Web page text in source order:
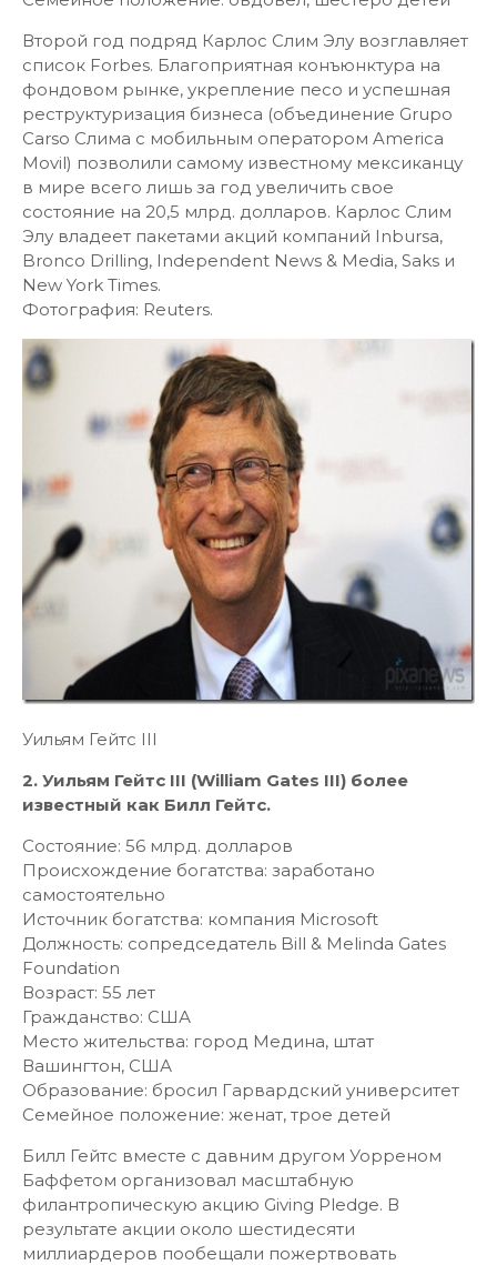
Второй год подряд Карлос Слим Элу возглавляет
список Forbes. Благоприятная конъюнктура на
фондовом рынке, укрепление песо и успешная
реструктуризация бизнеса (объединение Grupo
Carso Слима c мобильным оператором America
Movil) позволили самому известному мексиканцу
в мире всего лишь за год увеличить свое
состояние на 20,5 млрд. долларов. Карлос Слим
Элу владеет пакетами акций компаний Inbursa,
Bronco Drilling, Independent News & Media, Saks и
New York Times.
Фотография: Reuters.
Уильям Гейтс III
2. Уильям Гейтс III (William Gates III) более
известный как Билл Гейтс.
Состояние: 56 млрд. долларов
Происхождение богатства: заработано
самостоятельно
Источник богатства: компания Microsoft
Должность: сопредседатель Bill & Melinda Gates
Foundation
Возраст: 55 лет
Гражданство: США
Место жительства: город Медина, штат
Вашингтон, США
Образование: бросил Гарвардский университет
Семейное положение: женат, трое детей
Билл Гейтс вместе с давним другом Уорреном
Баффетом организовал масштабную
филантропическую акцию Giving Pledge. В
результате акции около шестидесяти
миллиардеров пообещали пожертвовать